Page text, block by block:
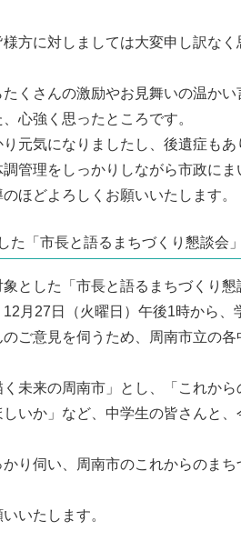
方に対しましては大変申し訳な
くさんの激励やお見舞いの温かい
心強く思ったところです。
元気になりましたし、後遺症もあ
管理をしっかりしながら市政に
ほどよろしくお願いいたします。
た「市長と語るまちづくり懇談会
とした「市長と語るまちづくり懇
月27日（火曜日）午後1時から
ご意見を伺うため、周南市立の
未来の周南市」とし、「これか
いか」など、中学生の皆さんと
り伺い、周南市のこれからのま
いたします。